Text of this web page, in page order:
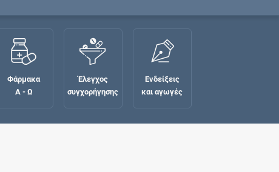
Φάρμακα
Α - Ω
Έλεγχος
συγχορήγησης
Ενδείξεις
και αγωγές